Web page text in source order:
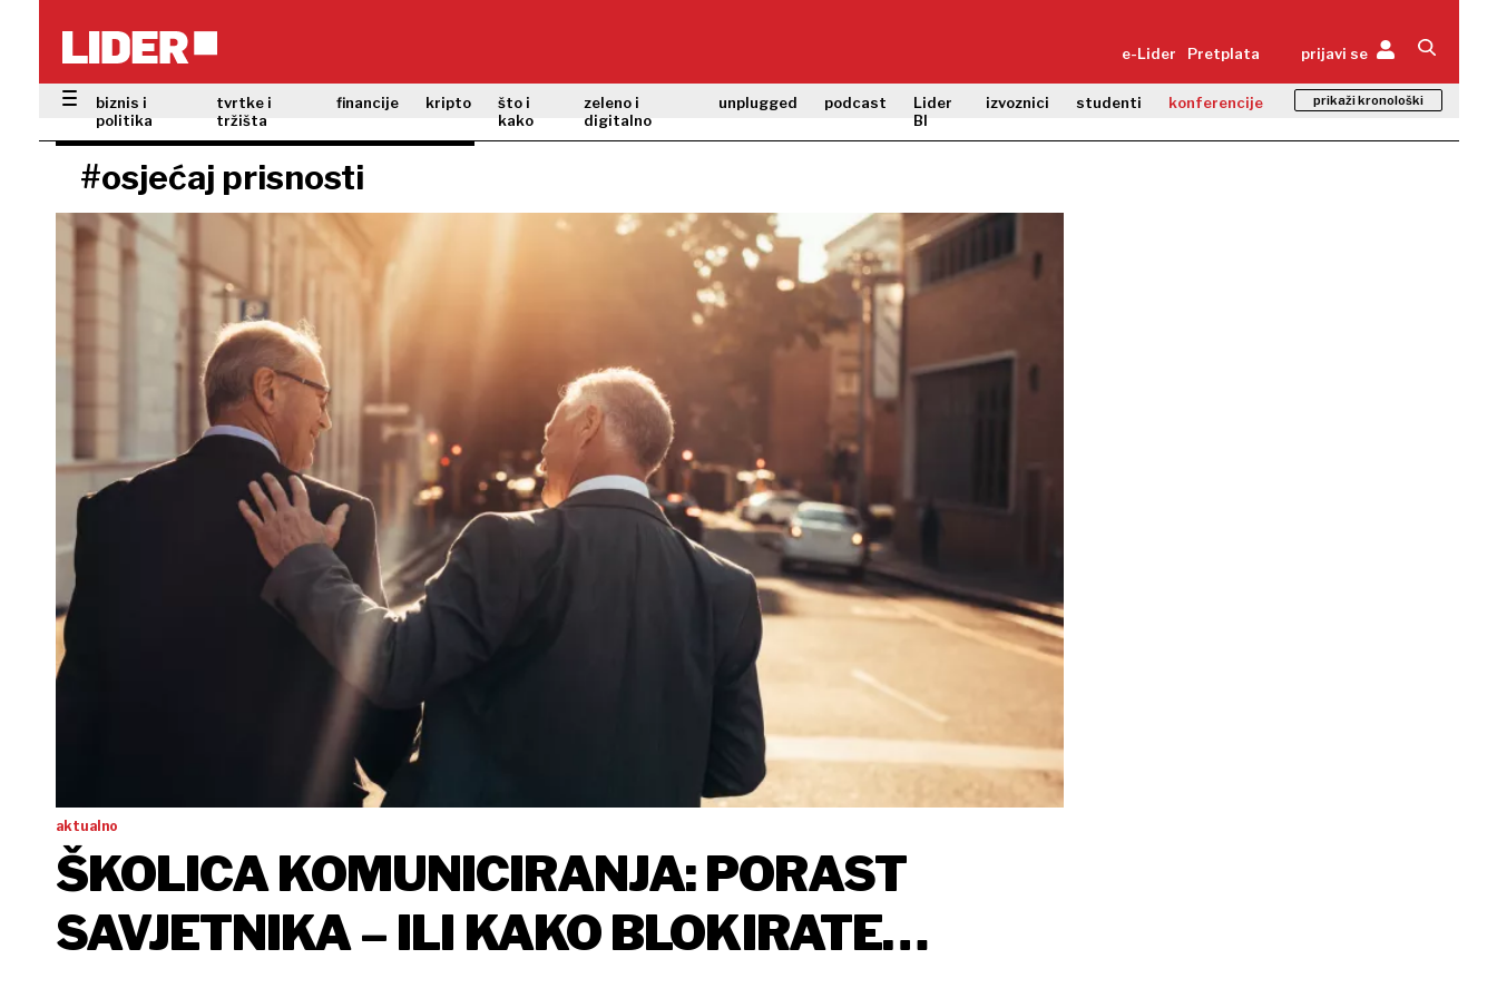
e-Lider Pretplata prijavi se
biznis i
politika
tvrtke i
tržišta
financije kripto
što i
kako
zeleno i
digitalno
unplugged podcast
Lider
BI
izvoznici studenti konferencije prikaži kronološki
#osjećaj prisnosti
aktualno
ŠKOLICA KOMUNICIRANJA: PORAST
SAVJETNIKA – ILI KAKO BLOKIRATE